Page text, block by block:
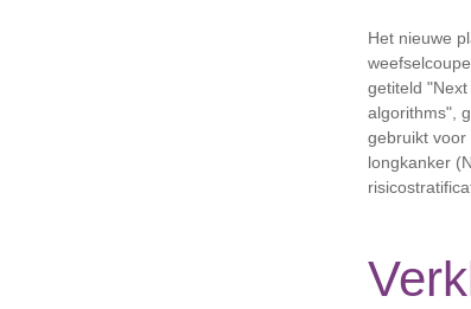
Het nieuwe
getiteld
algorithms",
gebruikt voor
longkanker